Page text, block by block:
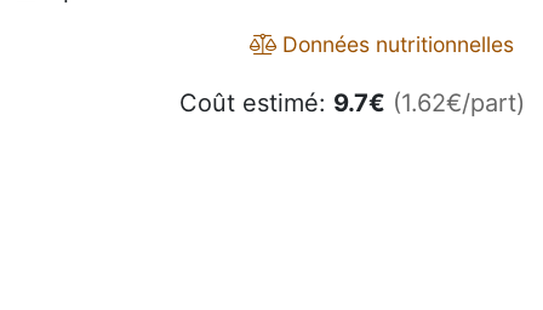
Données nutritionnelles
Coût estimé: 9.7€ (1.62€/part)